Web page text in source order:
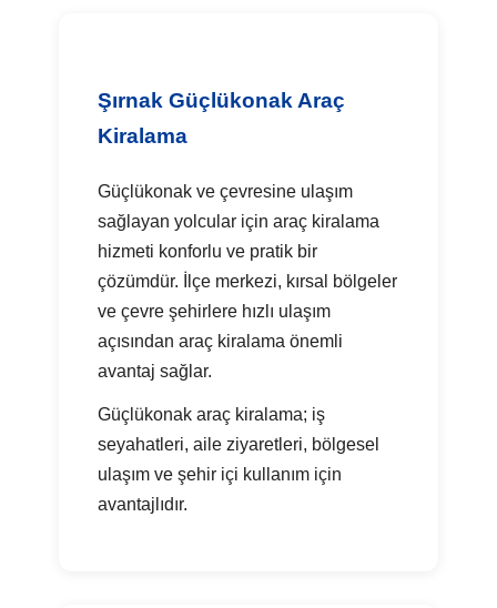
Şırnak Güçlükonak Araç
Kiralama
Güçlükonak ve çevresine ulaşım
sağlayan yolcular için araç kiralama
hizmeti konforlu ve pratik bir
çözümdür. İlçe merkezi, kırsal bölgeler
ve çevre şehirlere hızlı ulaşım
açısından araç kiralama önemli
avantaj sağlar.
Güçlükonak araç kiralama; iş
seyahatleri, aile ziyaretleri, bölgesel
ulaşım ve şehir içi kullanım için
avantajlıdır.